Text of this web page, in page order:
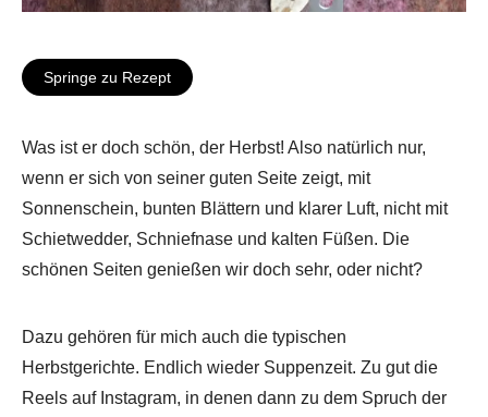
Springe zu Rezept
Was ist er doch schön, der Herbst! Also natürlich nur,
wenn er sich von seiner guten Seite zeigt, mit
Sonnenschein, bunten Blättern und klarer Luft, nicht mit
Schietwedder, Schniefnase und kalten Füßen. Die
schönen Seiten genießen wir doch sehr, oder nicht?
Dazu gehören für mich auch die typischen
Herbstgerichte. Endlich wieder Suppenzeit. Zu gut die
Reels auf Instagram, in denen dann zu dem Spruch der